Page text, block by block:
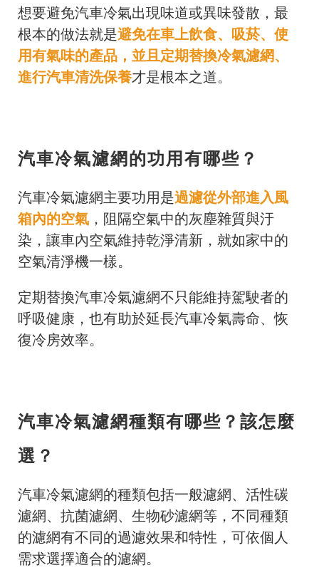
想要避免汽車冷氣出現味道或異味發散，最
根本的做法就是避免在車上飲食、吸菸、使
用有氣味的產品，並且定期替換冷氣濾網、
進行汽車清洗保養才是根本之道。
汽車冷氣濾網的功用有哪些？
汽車冷氣濾網主要功用是過濾從外部進入風
箱內的空氣 ，阻隔空氣中的灰塵雜質與汙
染，讓車內空氣維持乾淨清新，就如家中的
空氣清淨機一樣。
定期替換汽車冷氣濾網不只能維持駕駛者的
呼吸健康，也有助於延長汽車冷氣壽命、恢
復冷房效率。
汽車冷氣濾網種類有哪些？該怎麼
選？
汽車冷氣濾網的種類包括一般濾網、活性碳
濾網、抗菌濾網、生物砂濾網等，不同種類
的濾網有不同的過濾效果和特性，可依個人
需求選擇適合的濾網。